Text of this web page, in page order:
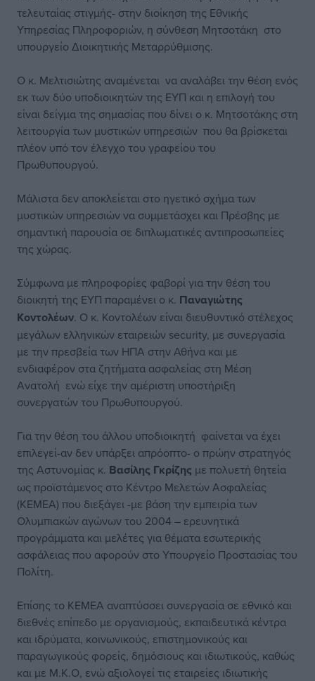
τελευταίας στιγμής- στην διοίκηση της Εθνικής
Υπηρεσίας Πληροφοριών, η σύνθεση Μητσοτάκη στο
υπουργείο Διοικητικής Μεταρρύθμισης.
Ο κ. Μελτισιώτης αναμένεται να αναλάβει την θέση ενός
εκ των δύο υποδιοικητών της ΕΥΠ και η επιλογή του
είναι δείγμα της σημασίας που δίνει ο κ. Μητσοτάκης στη
λειτουργία των μυστικών υπηρεσιών που θα βρίσκεται
πλέον υπό τον έλεγχο του γραφείου του
Πρωθυπουργού.
Μάλιστα δεν αποκλείεται στο ηγετικό σχήμα των
μυστικών υπηρεσιών να συμμετάσχει και Πρέσβης με
σημαντική παρουσία σε διπλωματικές αντιπροσωπείες
της χώρας.
Σύμφωνα με πληροφορίες φαβορί για την θέση του
διοικητή της ΕΥΠ παραμένει ο κ. Παναγιώτης
Κοντολέων. Ο κ. Κοντολέων είναι διευθυντικό στέλεχος
μεγάλων ελληνικών εταιρειών security, με συνεργασία
με την πρεσβεία των ΗΠΑ στην Αθήνα και με
ενδιαφέρον στα ζητήματα ασφαλείας στη Μέση
Ανατολή ενώ είχε την αμέριστη υποστήριξη
συνεργατών του Πρωθυπουργού.
Για την θέση του άλλου υποδιοικητή φαίνεται να έχει
επιλεγεί-αν δεν υπάρξει απρόοπτο- ο πρώην στρατηγός
της Αστυνομίας κ. Βασίλης Γκρίζης με πολυετή θητεία
ως προϊστάμενος στο Κέντρο Μελετών Ασφαλείας
(ΚΕΜΕΑ) που διεξάγει -με βάση την εμπειρία των
Ολυμπιακών αγώνων του 2004 – ερευνητικά
προγράμματα και μελέτες για θέματα εσωτερικής
ασφάλειας που αφορούν στο Υπουργείο Προστασίας του
Πολίτη.
Επίσης το ΚΕΜΕΑ αναπτύσσει συνεργασία σε εθνικό και
διεθνές επίπεδο με οργανισμούς, εκπαιδευτικά κέντρα
και ιδρύματα, κοινωνικούς, επιστημονικούς και
παραγωγικούς φορείς, δημόσιους και ιδιωτικούς, καθώς
και με Μ.Κ.Ο, ενώ αξιολογεί τις εταιρείες ιδιωτικής